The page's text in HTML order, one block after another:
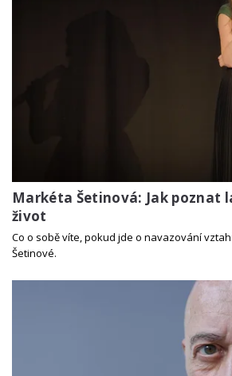
Markéta Šetinová: Jak poznat
život
Co o sobě víte, pokud jde o navazování
Šetinové.